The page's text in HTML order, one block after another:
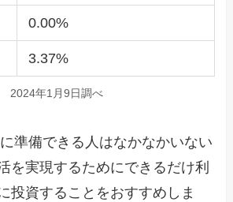
0.00%
3.37%
2024年1月9日調べ
準備できる人はなかなかいない
を実現するためにできるだけ利
投資することをおすすめしま